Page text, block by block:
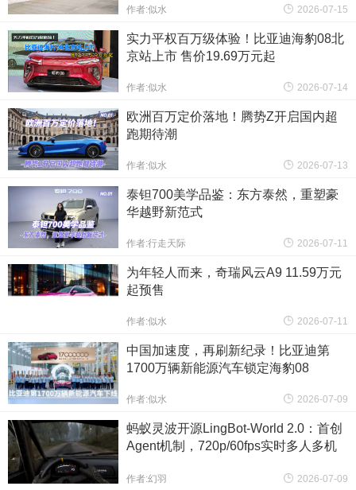
作者:似水 2026-07-15
实力平权百万级体验！比亚迪海豹08北
京站上市 售价19.69万元起
作者:似水 2026-07-14
欧洲百万定价落地！腾势Z开启国内超
跑期待潮
作者:似水 2026-07-13
泰钽700美学品鉴：东方泰然，重塑豪
华越野新范式
作者:行走天际 2026-07-11
为年轻人而来，奇瑞风云A9 11.59万元
起预售
作者:似水 2026-07-11
中国加速度，再刷新纪录！比亚迪第
1700万辆新能源汽车锁定海豹08
作者:似水 2026-07-09
蚂蚁灵波开源LingBot-World 2.0：首创
Agent机制，720p/60fps实时多人多机
作者:幻羽 2026-07-09